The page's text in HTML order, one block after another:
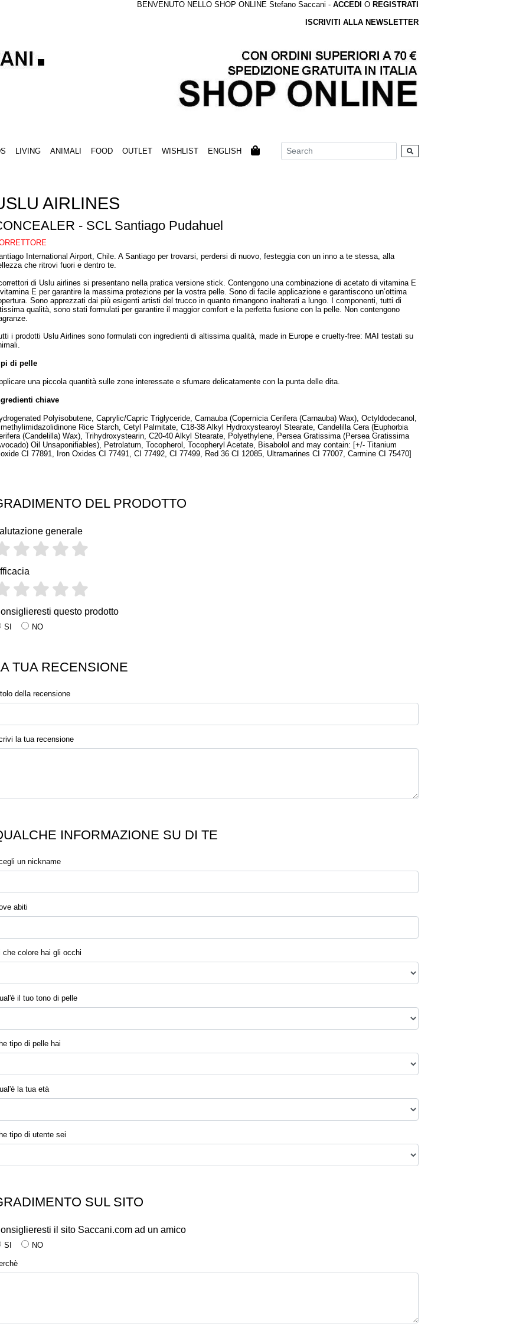
BENVENUTO NELLO SHOP ONLINE Stefano Saccani - ACCEDI O REGISTRATI
ISCRIVITI ALLA NEWSLETTER
LIVING ANIMALI FOOD OUTLET WISHLIST ENGLISH
AIRLINES
- SCL Santiago Pudahuel
International Airport, Chile. A Santiago per trovarsi, perdersi di nuovo, festeggia con un inno a te stessa, alla
che ritrovi fuori e dentro te.
correttori di Uslu airlines si presentano nella pratica versione stick. Contengono una combinazione di acetato di vitamina E
E per garantire la massima protezione per la vostra pelle. Sono di facile applicazione e garantiscono un’ottima
Sono apprezzati dai più esigenti artisti del trucco in quanto rimangono inalterati a lungo. I componenti, tutti di
qualità, sono stati formulati per garantire il maggior comfort e la perfetta fusione con la pelle. Non contengono
i prodotti Uslu Airlines sono formulati con ingredienti di altissima qualità, made in Europe e cruelty-free: MAI testati su
di pelle
una piccola quantità sulle zone interessate e sfumare delicatamente con la punta delle dita.
chiave
Polyisobutene, Caprylic/Capric Triglyceride, Carnauba (Copernicia Cerifera (Carnauba) Wax), Octyldodecanol,
Rice Starch, Cetyl Palmitate, C18-38 Alkyl Hydroxystearoyl Stearate, Candelilla Cera (Euphorbia
(Candelilla) Wax), Trihydroxystearin, C20-40 Alkyl Stearate, Polyethylene, Persea Gratissima (Persea Gratissima
Oil Unsaponifiables), Petrolatum, Tocopherol, Tocopheryl Acetate, Bisabolol and may contain: [+/- Titanium
CI 77891, Iron Oxides CI 77491, CI 77492, CI 77499, Red 36 CI 12085, Ultramarines CI 77007, Carmine CI 75470]
DEL PRODOTTO
generale
questo prodotto
SI NO
TUA RECENSIONE
della recensione
la tua recensione
INFORMAZIONE SU DI TE
un nickname
abiti
che colore hai gli occhi
il tuo tono di pelle
tipo di pelle hai
la tua età
tipo di utente sei
SUL SITO
il sito Saccani.com ad un amico
SI NO